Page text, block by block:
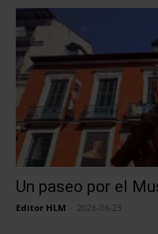
Un paseo por el
Editor HLM 2026-06-23